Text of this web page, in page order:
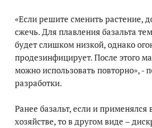
«Если решите сменить растение,
сжечь. Для плавления базальта
будет слишком низкой, однако
продезинфицирует. После этого
можно использовать повторно», -
разработки.
Ранее базальт, если и применялся
хозяйстве, то в другом виде –